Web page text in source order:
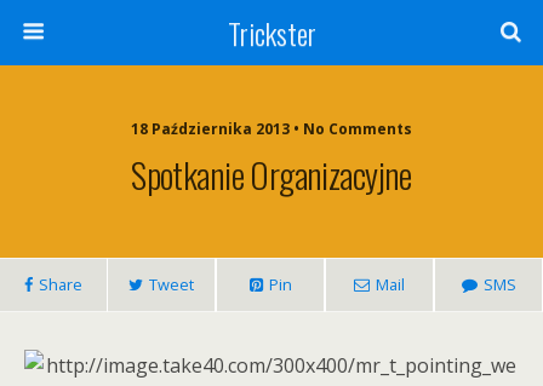
Trickster
18 Października 2013 • No Comments
Spotkanie Organizacyjne
Share Tweet Pin Mail SMS